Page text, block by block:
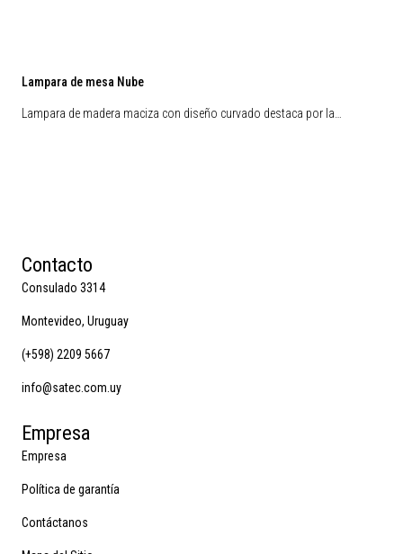
Lampara de mesa Nube
Lampara de madera maciza con diseño curvado destaca por la…
Contacto
Consulado 3314
Montevideo, Uruguay
(+598) 2209 5667
info@satec.com.uy
Empresa
Empresa
Política de garantía
Contáctanos